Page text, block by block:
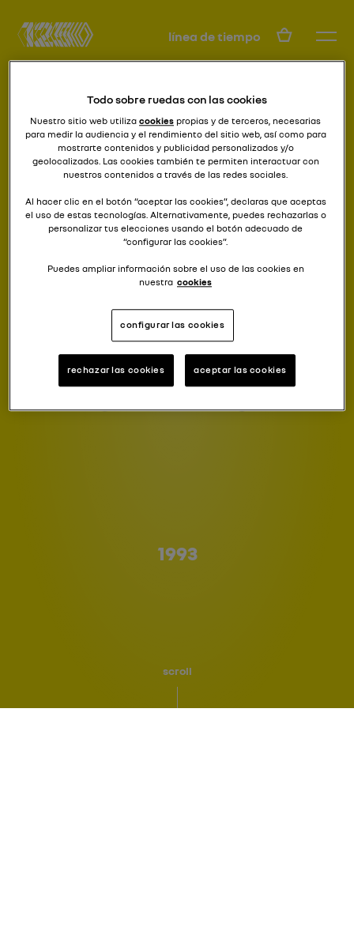
línea de tiempo ES
Type A
TWINGO
1993
scroll
Todo sobre ruedas con las cookies
Nuestro sitio web utiliza cookies propias y de terceros, necesarias
para medir la audiencia y el rendimiento del sitio web, así como para
mostrarte contenidos y publicidad personalizados y/o
geolocalizados. Las cookies también te permiten interactuar con
nuestros contenidos a través de las redes sociales.
Al hacer clic en el botón “aceptar las cookies”, declaras que aceptas
el uso de estas tecnologías. Alternativamente, puedes rechazarlas o
personalizar tus elecciones usando el botón adecuado de
“configurar las cookies”.
Puedes ampliar información sobre el uso de las cookies en
nuestra cookies
configurar las cookies
rechazar las cookies aceptar las cookies